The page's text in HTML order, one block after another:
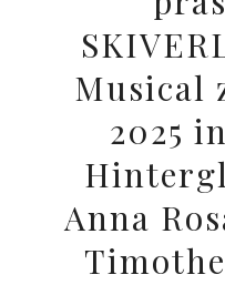
Musical
2025
Anna